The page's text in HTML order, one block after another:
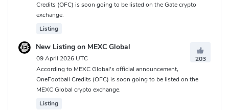
Credits (OFC) is soon going to be listed on the Gate crypto
exchange.
Listing
New Listing on MEXC Global
09 April 2026 UTC
203
According to MEXC Global's official announcement,
OneFootball Credits (OFC) is soon going to be listed on the
MEXC Global crypto exchange.
Listing